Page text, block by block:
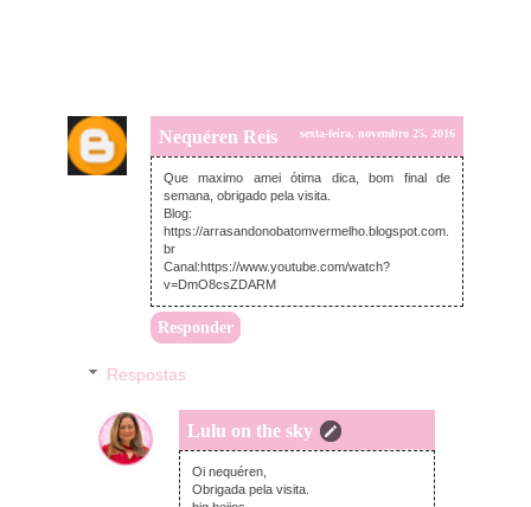
Nequéren Reis sexta-feira, novembro 25, 2016
Que maximo amei ótima dica, bom final de
semana, obrigado pela visita.
Blog:
https://arrasandonobatomvermelho.blogspot.com.
br
Canal:https://www.youtube.com/watch?
v=DmO8csZDARM
Responder
Respostas
Lulu on the sky
sexta-feira, novembro 25, 2016
Oi nequéren,
Obrigada pela visita.